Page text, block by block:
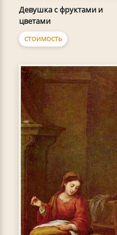
Девушка с фруктами и
цветами
СТОИМОСТЬ